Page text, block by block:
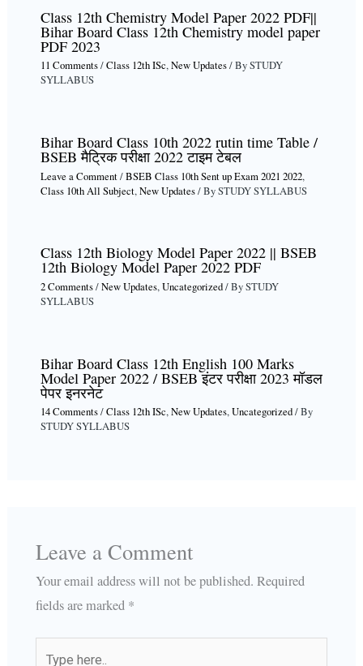
Class 12th Chemistry Model Paper 2022 PDF||
Bihar Board Class 12th Chemistry model paper
PDF 2023
11 Comments/Class 12th ISc,New Updates/ BySTUDY
SYLLABUS
Bihar Board Class 10th 2022 rutin time Table /
BSEB मैट्रिक परीक्षा 2022 टाइम टेबल
Leave a Comment/BSEB Class 10th Sent up Exam 2021 2022,
Class 10th All Subject,New Updates/ BySTUDY SYLLABUS
Class 12th Biology Model Paper 2022 || BSEB
12th Biology Model Paper 2022 PDF
2 Comments/New Updates,Uncategorized/ BySTUDY
SYLLABUS
Bihar Board Class 12th English 100 Marks
Model Paper 2022 / BSEB इंटर परीक्षा 2023 मॉडल
पेपर इनरनेट
14 Comments/Class 12th ISc,New Updates,Uncategorized/ By
STUDY SYLLABUS
Leave a Comment
Your email address will not be published. Required
fields are marked *